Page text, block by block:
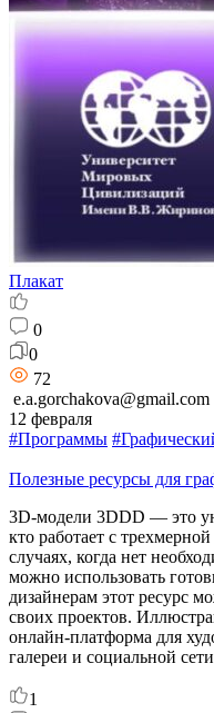
Плакат
0
0
72
e.a.gorchakova@gmail.com
12 февраля
#Программы
Полезные ресурсы для
3D-модели 3DDD — это
кто работает с
случаях, когда нет
можно использовать
дизайнерам этот ресурс
своих проектов.
онлайн-платформа для
галереи и социальной
1